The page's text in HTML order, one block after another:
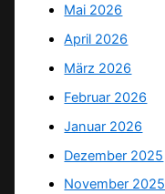
Mai 2026
April 2026
März 2026
Februar 2026
Januar 2026
Dezember 2025
November 2025